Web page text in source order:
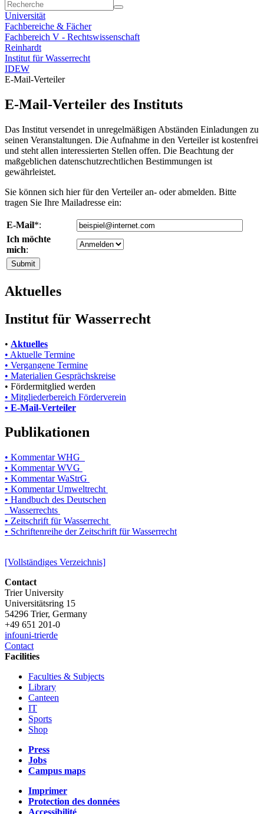
Universität
Fachbereiche & Fächer
Fachbereich V - Rechtswissenschaft
Reinhardt
Institut für Wasserrecht
IDEW
E-Mail-Verteiler
E-Mail-Verteiler des Instituts
Das Institut versendet in unregelmäßigen Abständen Einladungen zu
seinen Veranstaltungen. Die Aufnahme in den Verteiler ist kostenfrei
und steht allen interessierten Stellen offen. Die Beachtung der
maßgeblichen datenschutzrechtlichen Bestimmungen ist
gewährleistet.
Sie können sich hier für den Verteiler an- oder abmelden. Bitte
tragen Sie Ihre Mailadresse ein:
E-Mail*:
Ich möchte
mich:
Aktuelles
Institut für Wasserrecht
• Aktuelles
• Aktuelle Termine
• Vergangene Termine
• Materialien Gesprächskreise
• Fördermitglied werden
• Mitgliederbereich Förderverein
• E-Mail-Verteiler
Publikationen
• Kommentar WHG
• Kommentar WVG
• Kommentar WaStrG
• Kommentar Umweltrecht
• Handbuch des Deutschen
Wasserrechts
• Zeitschrift für Wasserrecht
• Schriftenreihe der Zeitschrift für Wasserrecht
[Vollständiges Verzeichnis]
Contact
Trier University
Universitätsring 15
54296 Trier, Germany
+49 651 201-0
infouni-trierde
Contact
Facilities
Faculties & Subjects
Library
Canteen
IT
Sports
Shop
Press
Jobs
Campus maps
Imprimer
Protection des données